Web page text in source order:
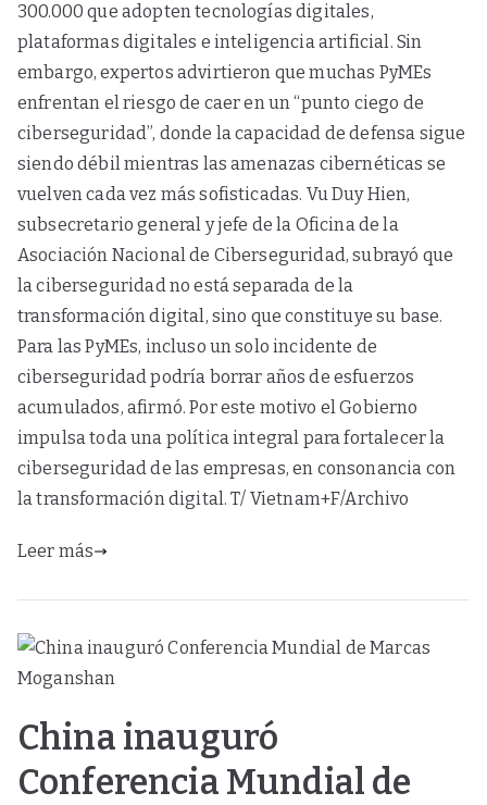
300.000 que adopten tecnologías digitales,
plataformas digitales e inteligencia artificial.​ Sin
embargo, expertos advirtieron que muchas PyMEs
enfrentan el riesgo de caer en un “punto ciego de
ciberseguridad”, donde la capacidad de defensa sigue
siendo débil mientras las amenazas cibernéticas se
vuelven cada vez más sofisticadas.​ Vu Duy Hien,
subsecretario general y jefe de la Oficina de la
Asociación Nacional de Ciberseguridad, subrayó que
la ciberseguridad no está separada de la
transformación digital, sino que constituye su base.
Para las PyMEs, incluso un solo incidente de
ciberseguridad podría borrar años de esfuerzos
acumulados, afirmó.​ Por este motivo el Gobierno
impulsa toda una política integral para fortalecer la
ciberseguridad de las empresas, en consonancia con
la transformación digital. T/ Vietnam+F/Archivo
Leer más
China inauguró
Conferencia Mundial de